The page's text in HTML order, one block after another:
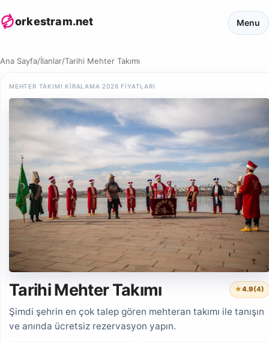
orkestram.net Menu
Ana Sayfa/İlanlar/Tarihi Mehter Takımı
MEHTER TAKIMI KIRALAMA 2026 FIYATLARI
Tarihi Mehter Takımı ★4.9(4)
Şimdi şehrin en çok talep gören mehteran takımı ile tanışın
ve anında ücretsiz rezervasyon yapın.